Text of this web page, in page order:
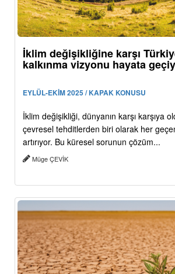
İklim değişikliğine karşı
kalkınma vizyonu hayata
EYLÜL-EKİM 2025 / KAPAK KONUSU
İklim değişikliği, dünyanın karşı karşıya
çevresel tehditlerden biri olarak her
artırıyor. Bu küresel sorunun çözüm...
Müge ÇEVİK